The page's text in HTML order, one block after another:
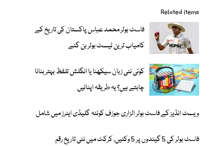
Related items
فاسٹ بولر محمد عباس پاکستان کی تاریخ کے
کامیاب ترین ٹیسٹ بولر بن گئے
کوئی نئی زبان سیکھنا یا انگلش تلفظ بہتر بنانا
چاہتے ہیں؟ یہ طریقہ اپنائیں
ویسٹ انڈیز کے فاسٹ بولر الزاری جوزف کوئٹہ گلیڈی ایٹرز میں شامل
فاسٹ بولر کی 5 گیندوں پر 5 وکٹیں، کرکٹ میں نئی تاریخ رقم